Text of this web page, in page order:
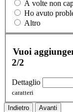
A volte non
Ho avuto
Altro
Vuoi
2/2
Dettaglio
caratteri
Indietro Avanti